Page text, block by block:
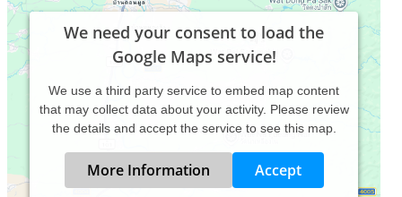
We need your consent to load the
Google Maps service!
We use a third party service to embed map content
that may collect data about your activity. Please review
the details and accept the service to see this map.
More Information Accept